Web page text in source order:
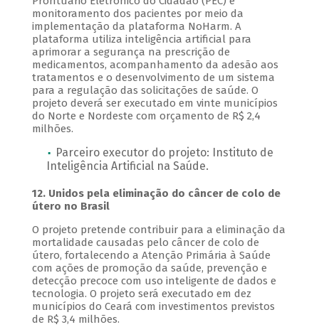
monitoramento dos pacientes por meio da
implementação da plataforma NoHarm. A
plataforma utiliza inteligência artificial para
aprimorar a segurança na prescrição de
medicamentos, acompanhamento da adesão aos
tratamentos e o desenvolvimento de um sistema
para a regulação das solicitações de saúde. O
projeto deverá ser executado em vinte municípios
do Norte e Nordeste com orçamento de R$ 2,4
milhões.
Parceiro executor do projeto: Instituto de
Inteligência Artificial na Saúde.
12. Unidos pela eliminação do câncer de colo de
útero no Brasil
O projeto pretende contribuir para a eliminação da
mortalidade causadas pelo câncer de colo de
útero, fortalecendo a Atenção Primária à Saúde
com ações de promoção da saúde, prevenção e
detecção precoce com uso inteligente de dados e
tecnologia. O projeto será executado em dez
municípios do Ceará com investimentos previstos
de R$ 3,4 milhões.